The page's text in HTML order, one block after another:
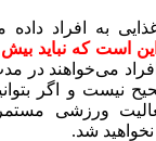
به افراد
است که نباید
می‌خواهند در
نیست و اگر
ورزشی مستمر
شد.